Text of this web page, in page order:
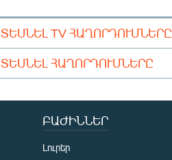
ՏԵՍՆԵԼ TV ՀԱՂՈՐԴՈՒՄՆԵՐԸ
ՏԵՍՆԵԼ ՀԱՂՈՐԴՈՒՄՆԵՐԸ
ԲԱԺԻՆՆԵՐ
Լուրեր